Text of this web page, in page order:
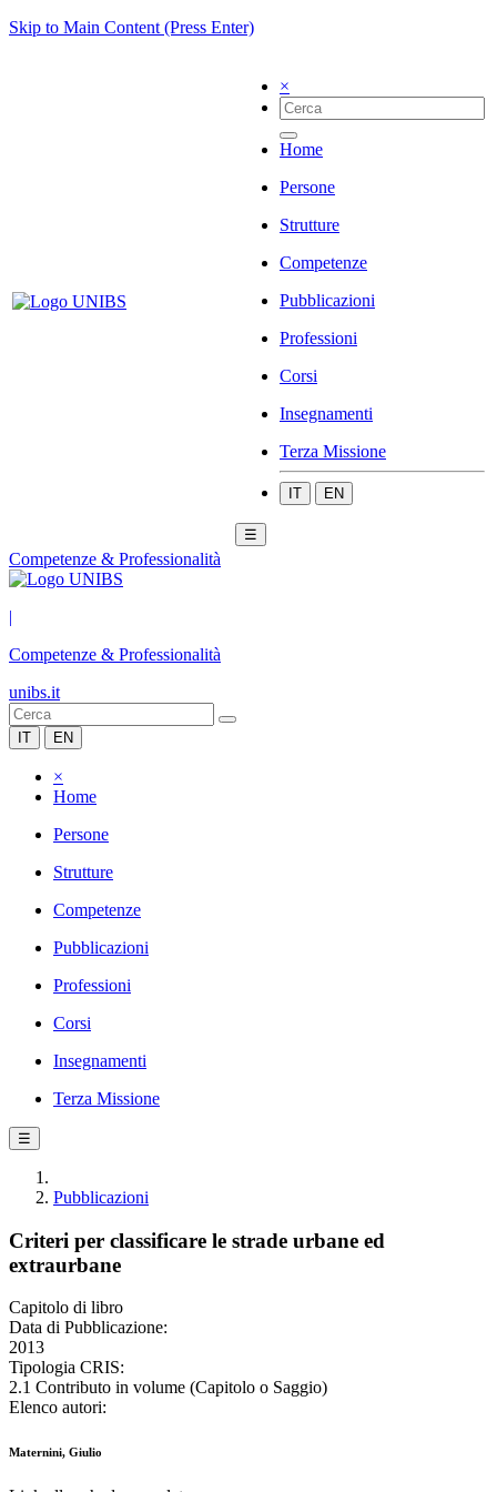
Skip to Main Content (Press Enter)
×
Home
Persone
Strutture
Competenze
Pubblicazioni
Professioni
Corsi
Insegnamenti
Terza Missione
IT EN
☰
Competenze & Professionalità
|
Competenze & Professionalità
unibs.it
IT EN
×
Home
Persone
Strutture
Competenze
Pubblicazioni
Professioni
Corsi
Insegnamenti
Terza Missione
☰
Pubblicazioni
Criteri per classificare le strade urbane ed
extraurbane
Capitolo di libro
Data di Pubblicazione:
2013
Tipologia CRIS:
2.1 Contributo in volume (Capitolo o Saggio)
Elenco autori:
Maternini, Giulio